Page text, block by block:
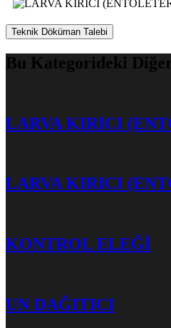
Teknik Döküman Talebi
Bu Kategorideki
LARVA KIRICI
LARVA KIRICI
KONTROL ELEĞİ
UN DAĞITICI